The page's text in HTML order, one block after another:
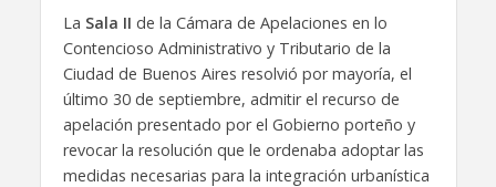
La Sala II de la Cámara de Apelaciones en lo
Contencioso Administrativo y Tributario de la
Ciudad de Buenos Aires resolvió por mayoría, el
último 30 de septiembre, admitir el recurso de
apelación presentado por el Gobierno porteño y
revocar la resolución que le ordenaba adoptar las
medidas necesarias para la integración urbanística